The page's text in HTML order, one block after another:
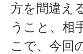
方を間違え
うこと、相
こで、今回